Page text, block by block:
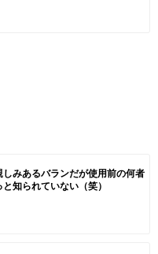
しみあるバランだが使用前の何者
知られていない（笑）